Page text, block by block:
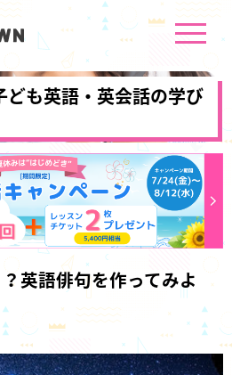
ども英語・英会話の学び
英語俳句を作ってみよ